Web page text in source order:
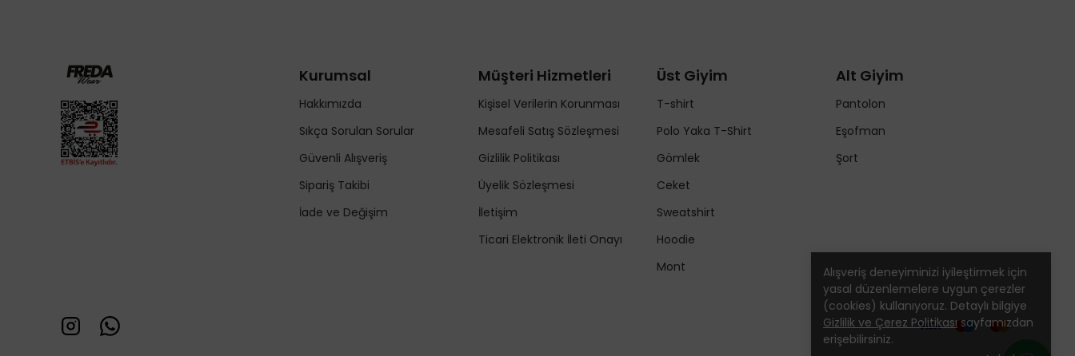
Alışveriş deneyiminizi iyileştirmek için
yasal düzenlemelere uygun çerezler
(cookies) kullanıyoruz. Detaylı bilgiye
Gizlilik ve Çerez Politikası sayfamızdan
erişebilirsiniz.
Kurumsal
Hakkımızda
Sıkça Sorulan Sorular
Güvenli Alışveriş
Sipariş Takibi
İade ve Değişim
Müşteri Hizmetleri
Kişisel Verilerin Korunması
Mesafeli Satış Sözleşmesi
Gizlilik Politikası
Üyelik Sözleşmesi
İletişim
Ticari Elektronik İleti Onayı
Üst Giyim
T-shirt
Polo Yaka T-Shirt
Gömlek
Ceket
Sweatshirt
Hoodie
Mont
Alt Giyim
Pantolon
Eşofman
Şort